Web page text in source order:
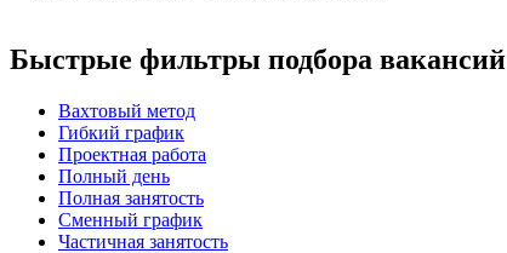
Быстрые фильтры подбора вакансий
Вахтовый метод
Гибкий график
Проектная работа
Полный день
Полная занятость
Сменный график
Частичная занятость